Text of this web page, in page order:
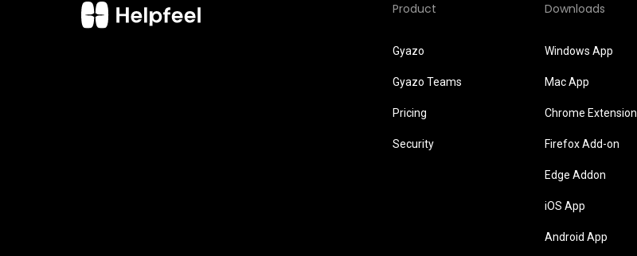
Product
Gyazo
Gyazo Teams
Pricing
Security
Downloads
Windows App
Mac App
Chrome Extension
Firefox Add-on
Edge Addon
iOS App
Android App